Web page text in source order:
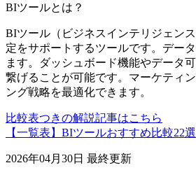
BIツールとは？
BIツール（ビジネスインテリジェン
定をサポートするツールです。デー
ます。ダッシュボード機能やデータ
繋げることが可能です。マーケティ
ング戦略を最適化できます。
比較表つきの解説記事はこちら
【一覧表】BIツールおすすめ比較22
2026年04月30日 最終更新